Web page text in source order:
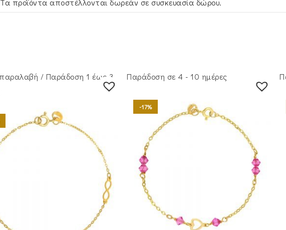
Τα προϊόντα αποστέλλονται δωρεάν σε συσκευασία δώρου.
/ Παράδoση 1 έως 3
Παράδοση σε 4 - 10 ημέρες
-17%